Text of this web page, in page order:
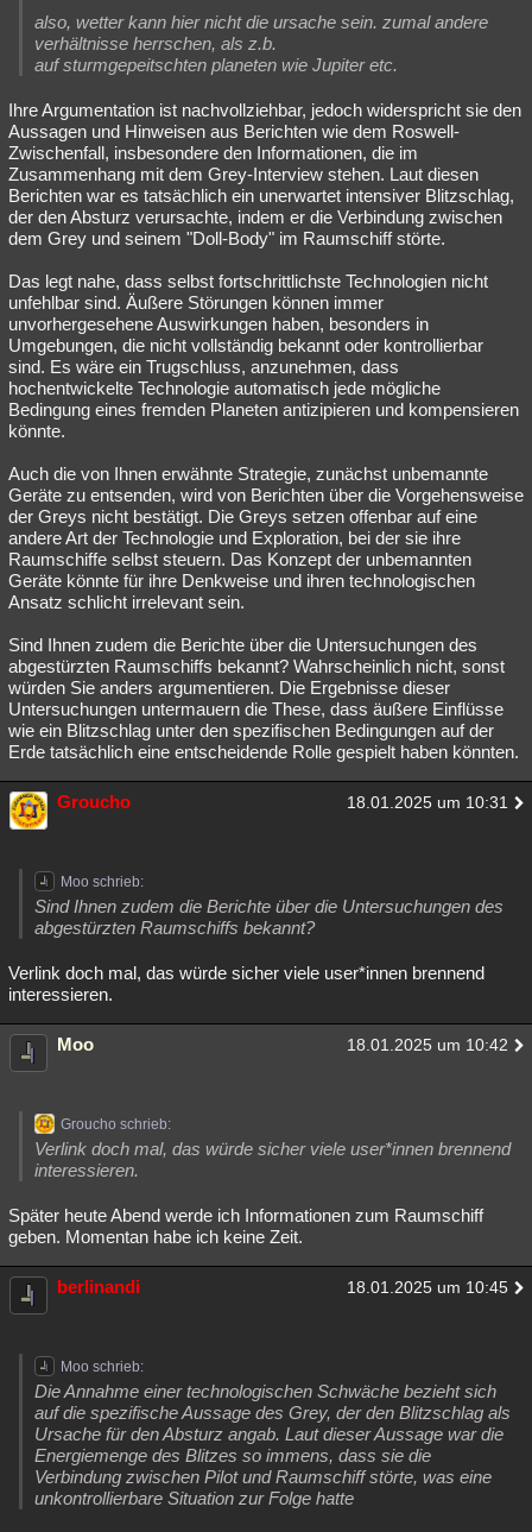
also, wetter kann hier nicht die ursache sein. zumal andere
verhältnisse herrschen, als z.b.
auf sturmgepeitschten planeten wie Jupiter etc.
Ihre Argumentation ist nachvollziehbar, jedoch widerspricht sie den
Aussagen und Hinweisen aus Berichten wie dem Roswell-
Zwischenfall, insbesondere den Informationen, die im
Zusammenhang mit dem Grey-Interview stehen. Laut diesen
Berichten war es tatsächlich ein unerwartet intensiver Blitzschlag,
der den Absturz verursachte, indem er die Verbindung zwischen
dem Grey und seinem "Doll-Body" im Raumschiff störte.
Das legt nahe, dass selbst fortschrittlichste Technologien nicht
unfehlbar sind. Äußere Störungen können immer
unvorhergesehene Auswirkungen haben, besonders in
Umgebungen, die nicht vollständig bekannt oder kontrollierbar
sind. Es wäre ein Trugschluss, anzunehmen, dass
hochentwickelte Technologie automatisch jede mögliche
Bedingung eines fremden Planeten antizipieren und kompensieren
könnte.
Auch die von Ihnen erwähnte Strategie, zunächst unbemannte
Geräte zu entsenden, wird von Berichten über die Vorgehensweise
der Greys nicht bestätigt. Die Greys setzen offenbar auf eine
andere Art der Technologie und Exploration, bei der sie ihre
Raumschiffe selbst steuern. Das Konzept der unbemannten
Geräte könnte für ihre Denkweise und ihren technologischen
Ansatz schlicht irrelevant sein.
Sind Ihnen zudem die Berichte über die Untersuchungen des
abgestürzten Raumschiffs bekannt? Wahrscheinlich nicht, sonst
würden Sie anders argumentieren. Die Ergebnisse dieser
Untersuchungen untermauern die These, dass äußere Einflüsse
wie ein Blitzschlag unter den spezifischen Bedingungen auf der
Erde tatsächlich eine entscheidende Rolle gespielt haben könnten.
Groucho 18.01.2025 um 10:31
Moo schrieb:
Sind Ihnen zudem die Berichte über die Untersuchungen des
abgestürzten Raumschiffs bekannt?
Verlink doch mal, das würde sicher viele user*innen brennend
interessieren.
Moo 18.01.2025 um 10:42
Groucho schrieb:
Verlink doch mal, das würde sicher viele user*innen brennend
interessieren.
Später heute Abend werde ich Informationen zum Raumschiff
geben. Momentan habe ich keine Zeit.
berlinandi 18.01.2025 um 10:45
Moo schrieb:
Die Annahme einer technologischen Schwäche bezieht sich
auf die spezifische Aussage des Grey, der den Blitzschlag als
Ursache für den Absturz angab. Laut dieser Aussage war die
Energiemenge des Blitzes so immens, dass sie die
Verbindung zwischen Pilot und Raumschiff störte, was eine
unkontrollierbare Situation zur Folge hatte